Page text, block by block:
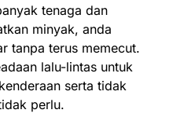
tenaga dan
minyak, anda
tanpa terus memecut.
lalu-lintas untuk
serta tidak
perlu.